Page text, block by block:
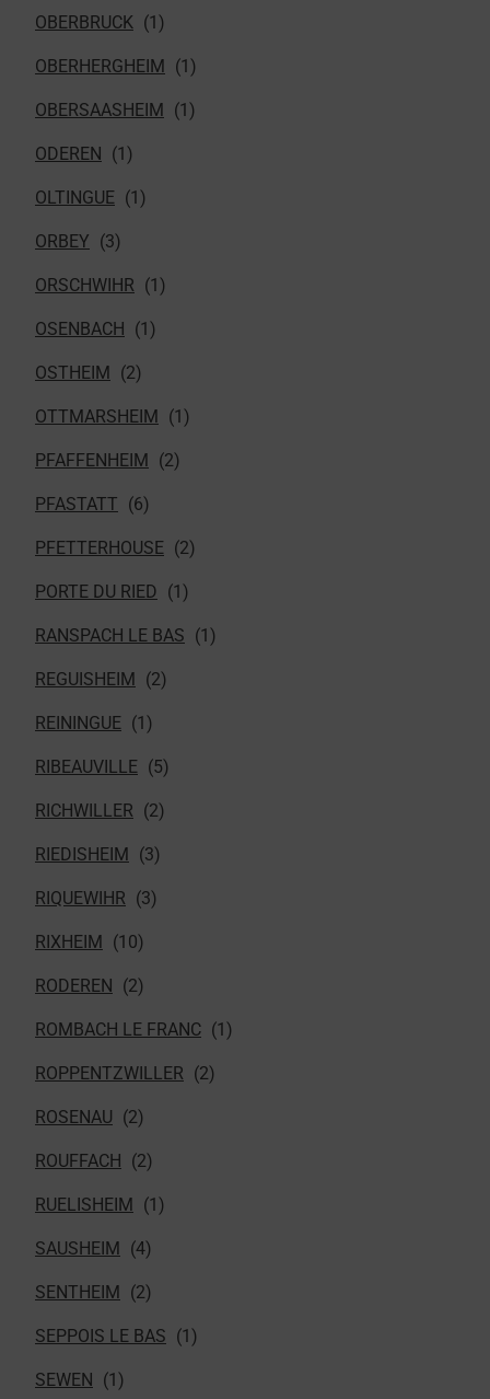
OBERBRUCK
OBERHERGHEIM
OBERSAASHEIM
ODEREN
OLTINGUE
ORBEY
ORSCHWIHR
OSENBACH
OSTHEIM
OTTMARSHEIM
PFAFFENHEIM
PFASTATT
PFETTERHOUSE
PORTE DU RIED
RANSPACH LE BAS
REGUISHEIM
REININGUE
RIBEAUVILLE
RICHWILLER
RIEDISHEIM
RIQUEWIHR
RIXHEIM
RODEREN
ROMBACH LE FRANC
ROPPENTZWILLER
ROSENAU
ROUFFACH
RUELISHEIM
SAUSHEIM
SENTHEIM
SEPPOIS LE BAS
SEWEN